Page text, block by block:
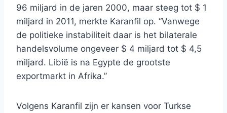
96 miljard in de jaren 2000, maar steeg tot $ 1
miljard in 2011, merkte Karanfil op. “Vanwege
de politieke instabiliteit daar is het bilaterale
handelsvolume ongeveer $ 4 miljard tot $ 4,5
miljard. Libië is na Egypte de grootste
exportmarkt in Afrika.”
Volgens Karanfil zijn er kansen voor Turkse